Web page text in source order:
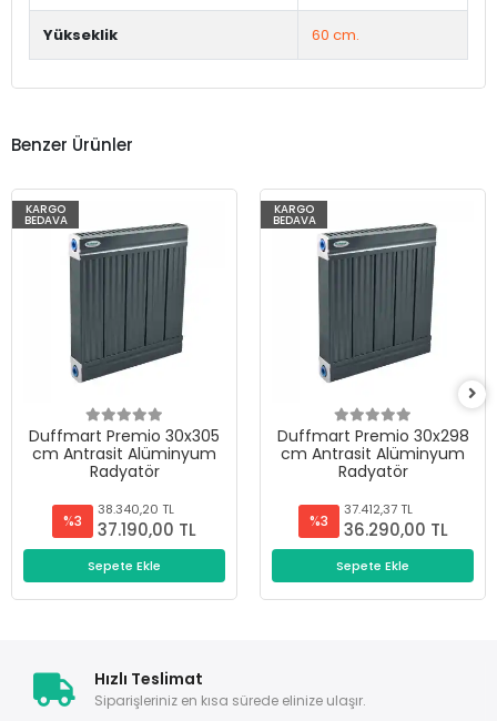
Yükseklik 60 cm.
Benzer Ürünler
KARGO
BEDAVA
Duffmart Premio 30x305
cm Antrasit Alüminyum
Radyatör
%3
38.340,20 TL
37.190,00 TL
Sepete Ekle
KARGO
BEDAVA
Duffmart Premio 30x298
cm Antrasit Alüminyum
Radyatör
%3
37.412,37 TL
36.290,00 TL
Sepete Ekle
Hızlı Teslimat
Siparişleriniz en kısa sürede elinize ulaşır.